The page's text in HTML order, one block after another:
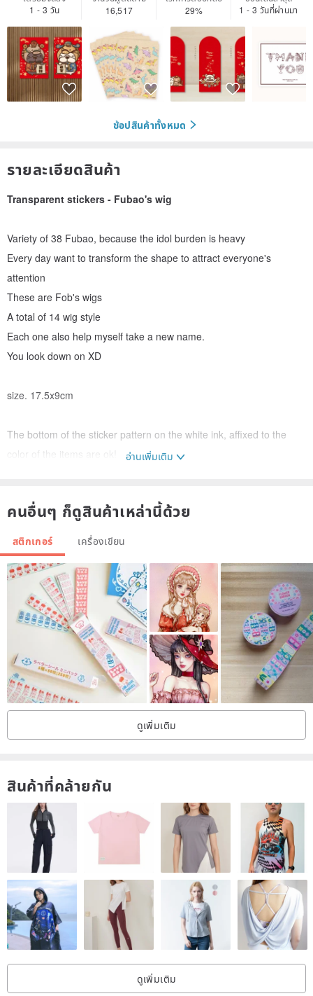
1 - 3 วัน
16,517
29%
1 - 3 วันที่ผ่านมา
ช้อปสินค้าทั้งหมด
รายละเอียดสินค้า
Transparent stickers - Fubao's wig
Variety of 38 Fubao, because the idol burden is heavy
Every day want to transform the shape to attract everyone's
attention
These are Fob's wigs
A total of 14 wig style
Each one also help myself take a new name.
You look down on XD
size. 17.5x9cm
The bottom of the sticker pattern on the white ink, affixed to the
color of the items are ok!
■ affixed to the hand account, record life
■ pasted around the life, ex: phone case, glass bottles, switches,
mobile power ...
Using your own ideas, you will find more fun ways to behave: D
Designed by Ghost Shop
Ghost Shop x Ghost painting blessing, a French Bulldog themed
creative illustration brand, we believe that Fighting Dog is the
world's most humorous and cute animals, fascinated by the French
Bulldog expression, action, fat body, small G legs, Pig sounds ...
good at the pen and french dog expression and life combined with
the show in the creation, and illustrator designed a series of
Fighting pattern of the surrounding products.
Origin / manufacturing methods
Taiwan
อ่านเพิ่มเติม
คนอื่นๆ ก็ดูสินค้าเหล่านี้ด้วย
สติกเกอร์ เครื่องเขียน
ดูเพิ่มเติม
สินค้าที่คล้ายกัน
ดูเพิ่มเติม